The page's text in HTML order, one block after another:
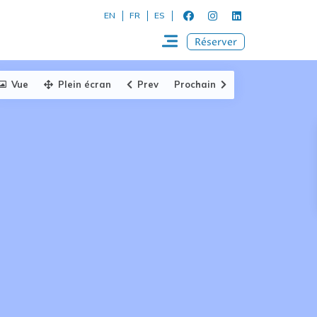
EN FR ES
Réserver
Vue Plein écran Prev Prochain